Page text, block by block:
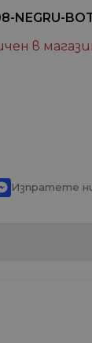
NEGRU-
в
Изпратете